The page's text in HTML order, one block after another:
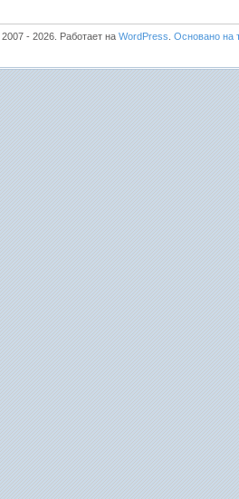
2007 - 2026. Работает на WordPress Основано на